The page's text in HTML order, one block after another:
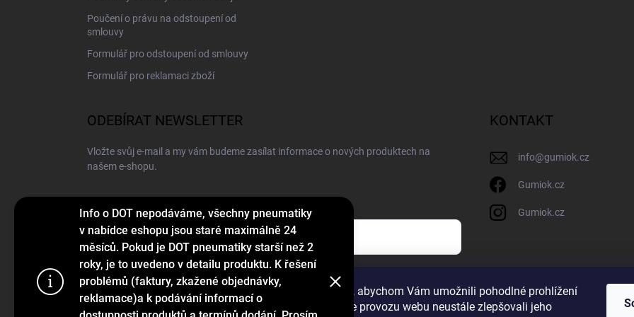
Používáme cookies, abychom Vám umožnili pohodlné prohlížení
webu a díky analýze provozu webu neustále zlepšovali jeho
Info o DOT nepodáváme, všechny pneumatiky
v nabídce eshopu jsou staré maximálně 24
měsíců. Pokud je DOT pneumatiky starší než 2
roky, je to uvedeno v detailu produktu. K řešení
problémů (faktury, zkažené objednávky,
reklamace)a k podávání informací o
Poučení o právu na odstoupení od
smlouvy
Formulář pro odstoupení od smlouvy
Formulář pro reklamaci zboží
ODEBÍRAT NEWSLETTER
Vložte svůj e-mail a my vám budeme zasílat informace o nových produktech na
našem e-shopu.
E-MAIL
Vložením e-mailu souhlasíte s podmínkami ochrany osobních údajů
Přihlásit se
KONTAKT
info@gumiok.cz
Gumiok.cz
Gumiok.cz